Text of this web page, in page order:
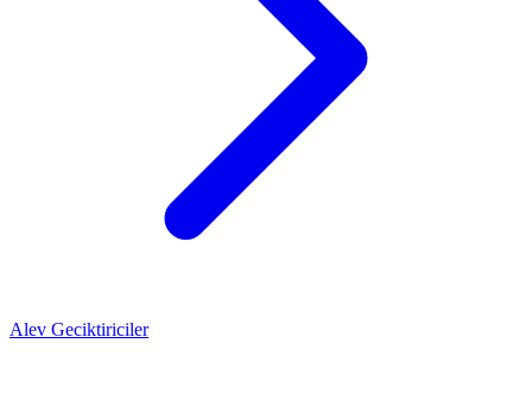
Alev Geciktiriciler